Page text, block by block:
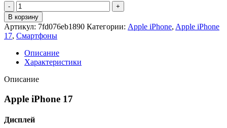
Количество
товара
Apple
iPhone
17
256Gb
White
Белый
В корзину
Артикул: 7fd076eb1890 Категории: Apple iPhone, Apple iPhone
17, Смартфоны
Описание
Характеристики
Описание
Apple iPhone 17
Дисплей